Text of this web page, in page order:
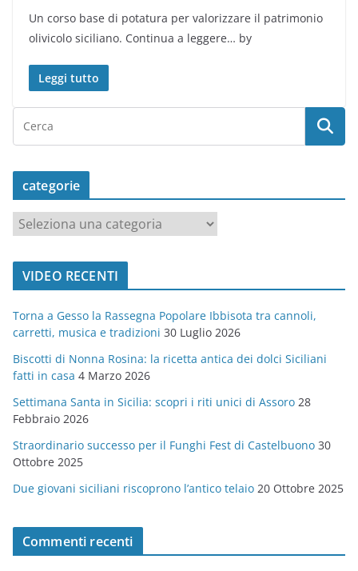
Un corso base di potatura per valorizzare il patrimonio
olivicolo siciliano. Continua a leggere… by
Leggi tutto
categorie
a
t
o
r
i
e
VIDEO RECENTI
Torna a Gesso la Rassegna Popolare Ibbisota tra cannoli,
carretti, musica e tradizioni 30 Luglio 2026
Biscotti di Nonna Rosina: la ricetta antica dei dolci Siciliani
fatti in casa 4 Marzo 2026
Settimana Santa in Sicilia: scopri i riti unici di Assoro 28
Febbraio 2026
Straordinario successo per il Funghi Fest di Castelbuono 30
Ottobre 2025
Due giovani siciliani riscoprono l’antico telaio 20 Ottobre 2025
Commenti recenti